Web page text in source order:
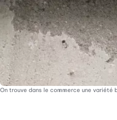
On trouve dans le commerce une